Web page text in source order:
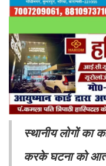
स्थानीय लोगों का
करके घटना को